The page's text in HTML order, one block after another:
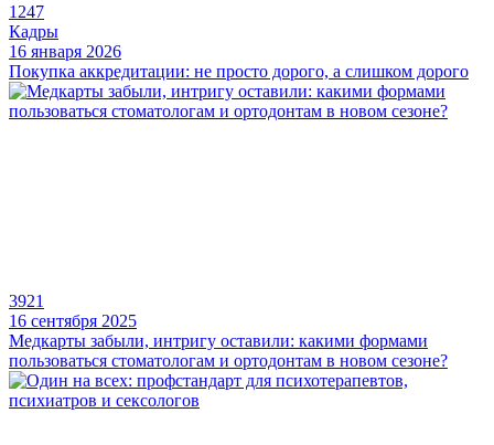
1247
Кадры
16 января 2026
Покупка аккредитации: не просто дорого, а слишком дорого
3921
16 сентября 2025
Медкарты забыли, интригу оставили: какими формами
пользоваться стоматологам и ортодонтам в новом сезоне?